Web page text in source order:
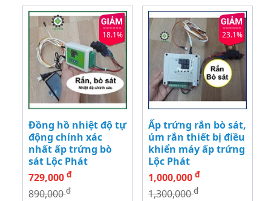
18.1%
Đồng hồ nhiệt độ tự
động chính xác
nhất ấp trứng bò
sát Lộc Phát
729,000 đ
890,000đ
23.1%
Ấp trứng rắn bò sát,
úm rắn thiết bị điều
khiển máy ấp trứng
Lộc Phát
1,000,000 đ
1,300,000đ